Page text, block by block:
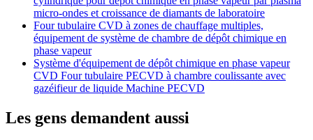
micro-ondes et croissance de diamants de laboratoire
Four tubulaire CVD à zones de chauffage multiples,
équipement de système de chambre de dépôt chimique en
phase vapeur
Système d'équipement de dépôt chimique en phase vapeur
CVD Four tubulaire PECVD à chambre coulissante avec
gazéifieur de liquide Machine PECVD
Les gens demandent aussi